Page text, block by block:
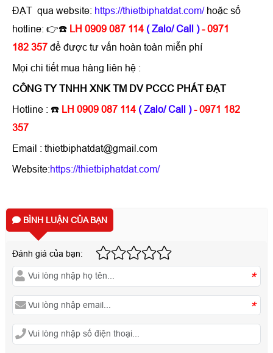
ĐẠT qua website: https://thietbiphatdat.com/hoặc số
hotline: 👉☎️ LH 0909 087 114 ( Zalo/ Call )- 0971
182 357 để được tư vấn hoàn toàn miễn phí
Mọi chi tiết mua hàng liên hệ :
CÔNG TY TNHH XNK TM DV PCCC PHÁT ĐẠT
Hotline : ☎️ LH 0909 087 114 ( Zalo/ Call )- 0971 182
357
Email : thietbiphatdat@gmail.com
Website:https://thietbiphatdat.com/
BÌNH LUẬN CỦA BẠN
Đánh giá của bạn:
*
*